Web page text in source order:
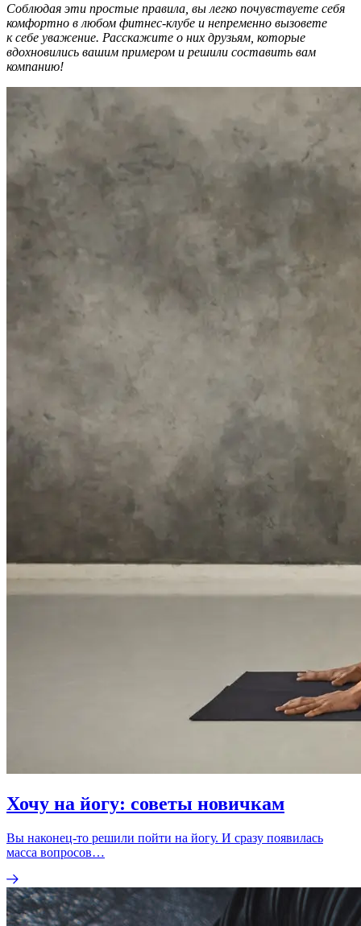
Соблюдая эти простые правила, вы легко почувствуете себя
комфортно в любом фитнес-клубе и непременно вызовете
к себе уважение. Расскажите о них друзьям, которые
вдохновились вашим примером и решили составить вам
компанию!
Хочу на йогу: советы новичкам
Вы наконец-то решили пойти на йогу. И сразу появилась
масса вопросов…